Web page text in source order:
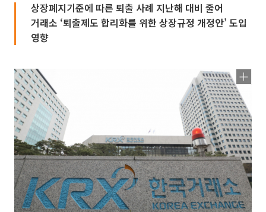
상장폐지기준에 따른 퇴출 사례 지난해 대비 줄어
거래소 ‘퇴출제도 합리화를 위한 상장규정 개정안’ 도입
영향